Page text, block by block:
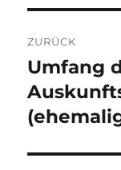
ZURÜCK
Vorheriger
Beitrag:
Umfang